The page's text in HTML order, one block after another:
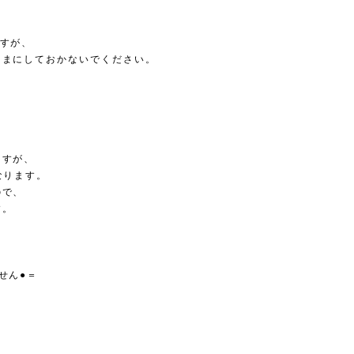
が、
にしておかないでください。
が、
ます。
、
ん●＝